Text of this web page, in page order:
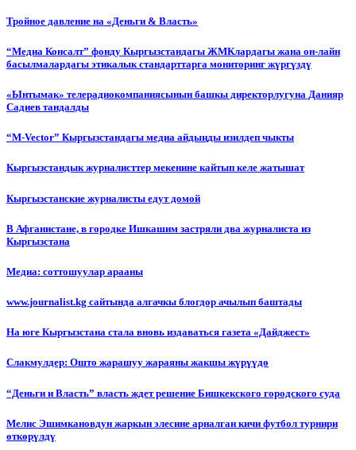
Тройное давление на «Деньги & Власть»
“Медиа Консалт” фонду Кыргызстандагы ЖМКлардагы жана он-лайн
басылмалардагы этикалык стандарттарга мониторинг жүргүздү
«Ынтымак» телерадиокомпаниясынын башкы директорлугуна Данияр
Садиев тандалды
“М-Vector” Кыргызстандагы медиа айдыңды изилдеп чыкты
Кыргызстандык журналисттер мекенине кайтып келе жатышат
Кыргызстанские журналисты едут домой
В Афганистане, в городке Ишкашим застряли два журналиста из
Кыргызстана
Медиа: соттошуулар арааны
www.journalist.kg сайтында алгачкы блогдор ачылып баштады
На юге Кыргызстана стала вновь издаваться газета «Дайджест»
Слакмулдер: Ошто жарашуу жараяны жакшы жүрүүдө
“Деньги и Власть” власть ждет решение Бишкекского городского суда
Мелис Эшимкановдун жаркын элесине арналган кичи футбол турнири
өткөрүлдү